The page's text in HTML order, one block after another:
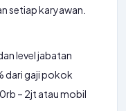
setiap karyawan.
level jabatan
dari gaji pokok
– 2jt atau mobil